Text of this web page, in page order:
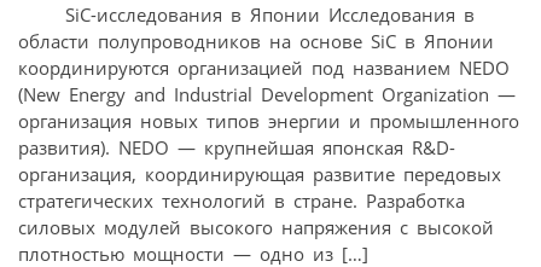
SiC-исследования в Японии Исследования в
области полупроводников на основе SiC в Японии
координируются организацией под названием NEDO
(New Energy and Industrial Development Organization —
организация новых типов энергии и промышленного
развития). NEDO — крупнейшая японская R&D-
организация, координирующая развитие передовых
стратегических технологий в стране. Разработка
силовых модулей высокого напряжения с высокой
плотностью мощности — одно из […]